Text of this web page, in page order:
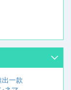
一款